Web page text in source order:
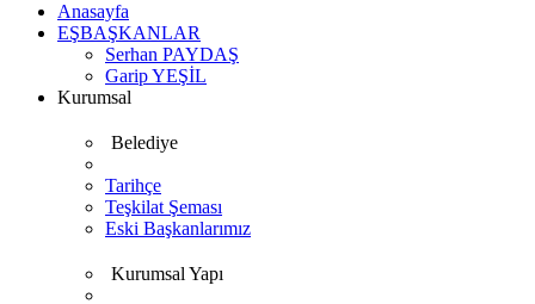
Anasayfa
EŞBAŞKANLAR
Serhan PAYDAŞ
Garip YEŞİL
Kurumsal
Belediye
Tarihçe
Teşkilat Şeması
Eski Başkanlarımız
Kurumsal Yapı